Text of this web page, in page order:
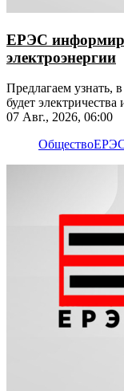
ЕРЭС
электроэнергии
​​​​​​​Предлагаем узнать,
будет
07 Авг., 2026, 06:00
Общество